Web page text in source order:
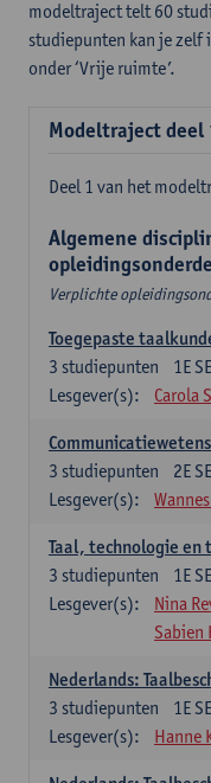
modeltraject telt 60
studiepunten kan je
onder ‘Vrije ruimte’.
Modeltraject deel
Deel 1 van het
Algemene
Verplichte
Toegepaste
1E
3 studiepunten
Lesgever(s):
Carola
2E
3 studiepunten
Lesgever(s):
Taal, technologie
1E
3 studiepunten
Lesgever(s):
Nina
Sabien
Nederlands:
1E
3 studiepunten
Lesgever(s):
Hanne